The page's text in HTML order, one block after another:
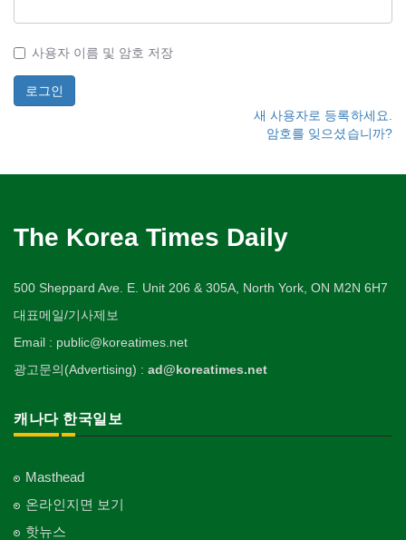
사용자 이름 및 암호 저장
새 사용자로 등록하세요.
암호를 잊으셨습니까?
The Korea Times Daily
500 Sheppard Ave. E. Unit 206 & 305A, North York, ON M2N 6H7
대표메일/기사제보
Email : public@koreatimes.net
광고문의(Advertising) : ad@koreatimes.net
캐나다 한국일보
Masthead
온라인지면 보기
핫뉴스